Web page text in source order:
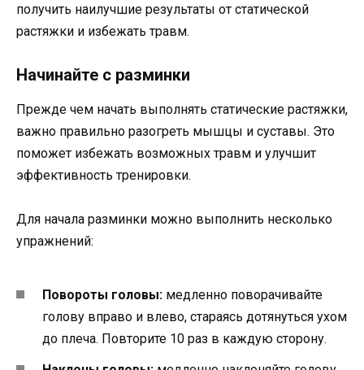
получить наилучшие результаты от статической
растяжки и избежать травм.
Начинайте с разминки
Прежде чем начать выполнять статические растяжки,
важно правильно разогреть мышцы и суставы. Это
поможет избежать возможных травм и улучшит
эффективность тренировки.
Для начала разминки можно выполнить несколько
упражнений:
Повороты головы: медленно поворачивайте
голову вправо и влево, стараясь дотянуться ухом
до плеча. Повторите 10 раз в каждую сторону.